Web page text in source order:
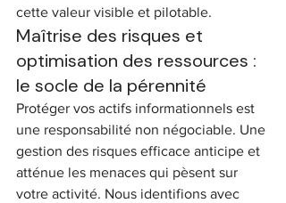
cette valeur visible et pilotable.
Maîtrise des risques et
optimisation des ressources :
le socle de la pérennité
Protéger vos actifs informationnels est
une responsabilité non négociable. Une
gestion des risques efficace anticipe et
atténue les menaces qui pèsent sur
votre activité. Nous identifions avec